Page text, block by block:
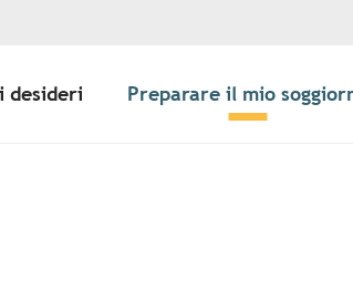
desideri Preparare il mio
aux favoris